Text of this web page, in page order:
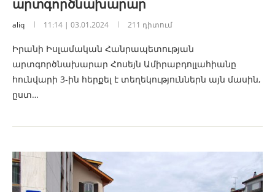
արտգործնախարար
aliq 11:14 | 03.01.2024 211 դիտում
Իրանի Իսլամական Հանրապետության
արտգործնախարար Հոսեյն Ամիրաբդոլլահիանը
հունվարի 3-ին հերքել է տեղեկություններն այն մասին,
ըստ…